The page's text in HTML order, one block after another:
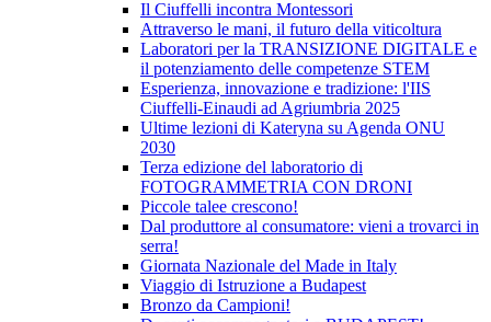
Il Ciuffelli incontra Montessori
Attraverso le mani, il futuro della viticoltura
Laboratori per la TRANSIZIONE DIGITALE e
il potenziamento delle competenze STEM
Esperienza, innovazione e tradizione: l'IIS
Ciuffelli-Einaudi ad Agriumbria 2025
Ultime lezioni di Kateryna su Agenda ONU
2030
Terza edizione del laboratorio di
FOTOGRAMMETRIA CON DRONI
Piccole talee crescono!
Dal produttore al consumatore: vieni a trovarci in
serra!
Giornata Nazionale del Made in Italy
Viaggio di Istruzione a Budapest
Bronzo da Campioni!